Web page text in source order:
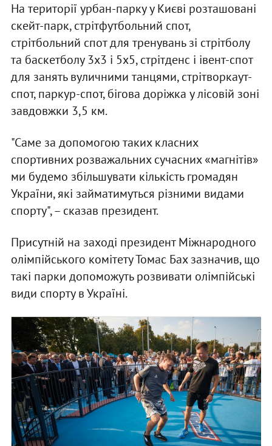
На території урбан-парку у Києві розташовані
скейт-парк, стрітфутбольний спот,
стрітбольний спот для тренувань зі стрітболу
та баскетболу 3х3 і 5х5, стрітденс і івент-спот
для занять вуличними танцями, стрітворкаут-
спот, паркур-спот, бігова доріжка у лісовій зоні
завдовжки 3,5 км.
"Саме за допомогою таких класних
спортивних розважальних сучасних «магнітів»
ми будемо збільшувати кількість громадян
України, які займатимуться різними видами
спорту", – сказав президент.
Присутній на заході президент Міжнародного
олімпійського комітету Томас Бах зазначив, що
такі парки допоможуть розвивати олімпійські
види спорту в Україні.